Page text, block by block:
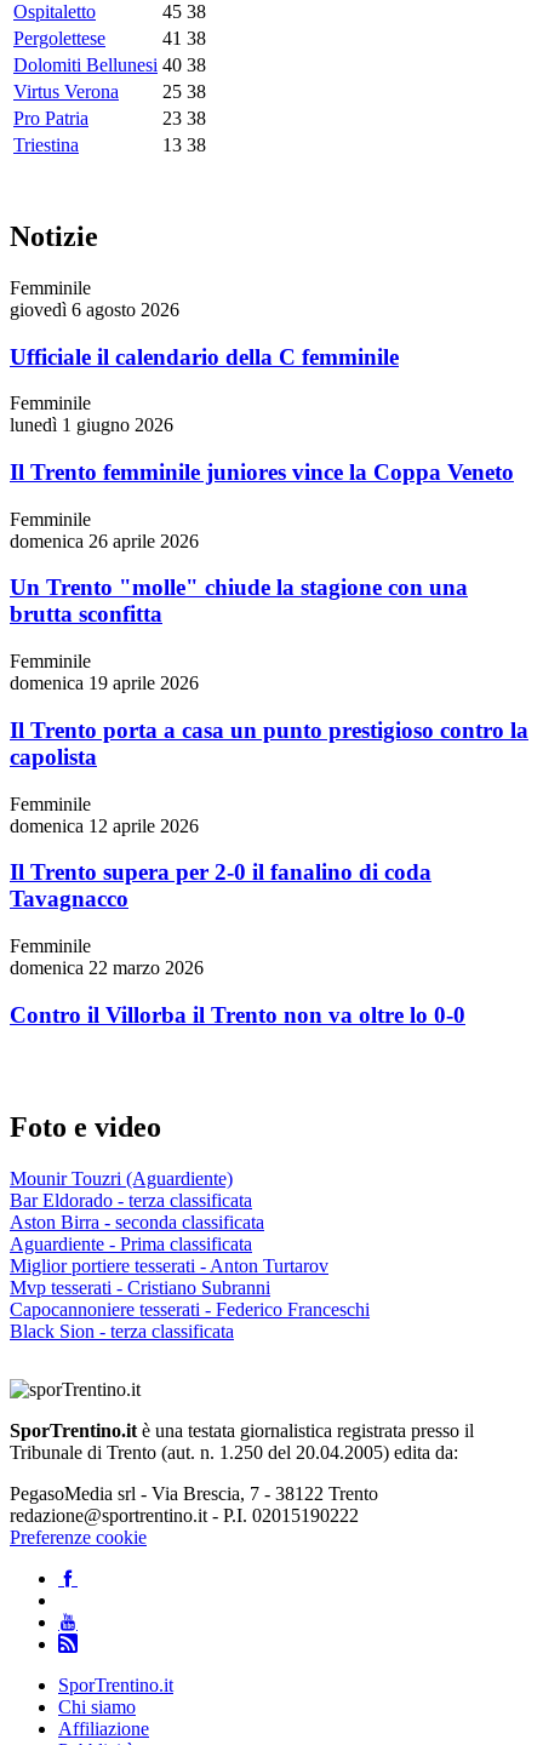
Ospitaletto
45 38
Pergolettese
41 38
Dolomiti Bellunesi 40 38
Virtus Verona
25 38
Pro Patria
23 38
Triestina
13 38
Notizie
Femminile
giovedì 6 agosto 2026
Ufficiale il calendario della C femminile
Femminile
lunedì 1 giugno 2026
Il Trento femminile juniores vince la Coppa Veneto
Femminile
domenica 26 aprile 2026
Un Trento "molle" chiude la stagione con una
brutta sconfitta
Femminile
domenica 19 aprile 2026
Il Trento porta a casa un punto prestigioso contro la
capolista
Femminile
domenica 12 aprile 2026
Il Trento supera per 2-0 il fanalino di coda
Tavagnacco
Femminile
domenica 22 marzo 2026
Contro il Villorba il Trento non va oltre lo 0-0
Foto e video
Mounir Touzri (Aguardiente)
Bar Eldorado - terza classificata
Aston Birra - seconda classificata
Aguardiente - Prima classificata
Miglior portiere tesserati - Anton Turtarov
Mvp tesserati - Cristiano Subranni
Capocannoniere tesserati - Federico Franceschi
Black Sion - terza classificata
SporTrentino.it è una testata giornalistica registrata presso il
Tribunale di Trento (aut. n. 1.250 del 20.04.2005) edita da:
PegasoMedia srl - Via Brescia, 7 - 38122 Trento
redazione@sportrentino.it - P.I. 02015190222
Preferenze cookie
SporTrentino.it
Chi siamo
Affiliazione